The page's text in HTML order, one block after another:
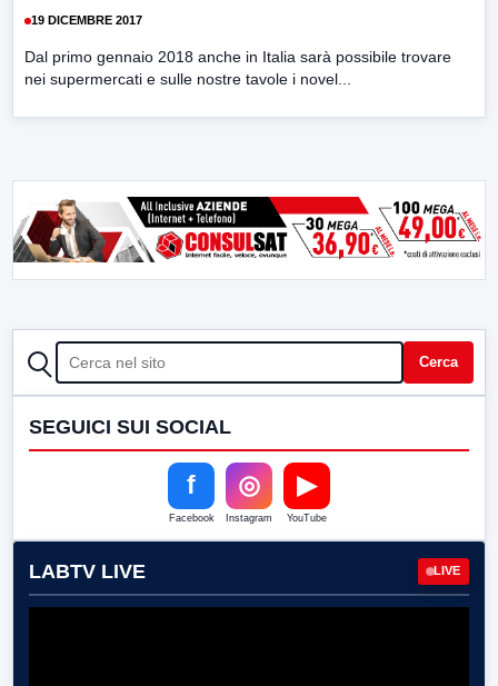
19 DICEMBRE 2017
Dal primo gennaio 2018 anche in Italia sarà possibile trovare
nei supermercati e sulle nostre tavole i novel...
CERCA Cerca
SEGUICI SUI SOCIAL
f
Facebook
◎
Instagram
▶
YouTube
LABTV LIVE LIVE